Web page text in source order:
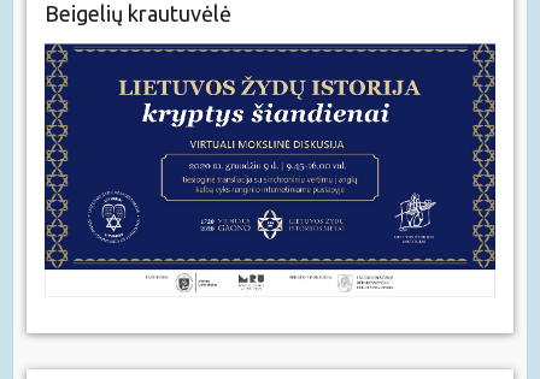
Beigelių krautuvėlė